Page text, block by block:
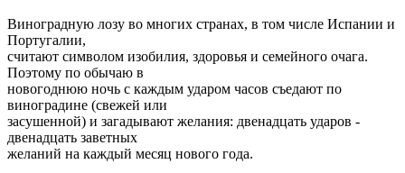
Виноградную лозу во многих странах, в том числе Испании и
Португалии,
считают символом изобилия, здоровья и семейного очага.
Поэтому по обычаю в
новогоднюю ночь с каждым ударом часов съедают по
виноградине (свежей или
засушенной) и загадывают желания: двенадцать ударов -
двенадцать заветных
желаний на каждый месяц нового года.